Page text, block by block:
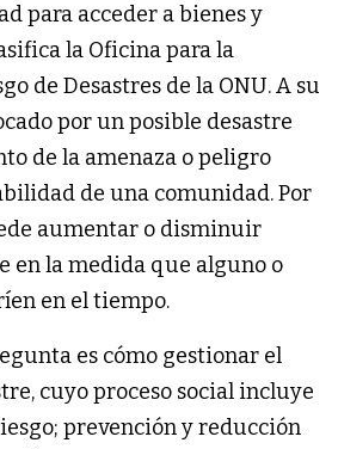
para acceder a bienes y
la Oficina para la
de Desastres de la ONU. A su
por un posible desastre
de la amenaza o peligro
de una comunidad. Por
aumentar o disminuir
en la medida que alguno o
en el tiempo.
es cómo gestionar el
cuyo proceso social incluye
prevención y reducción